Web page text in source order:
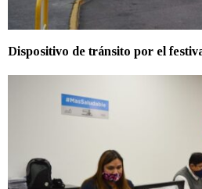
Dispositivo de tránsito por el